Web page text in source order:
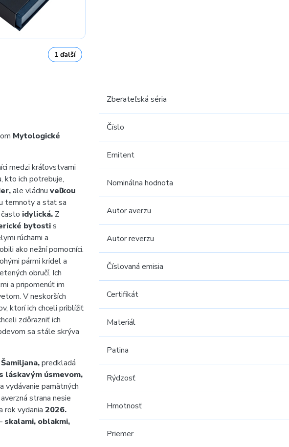
1 ďalší
Mytologické
medzi kráľovstvami
kto ich potrebuje,
ale vládnu veľkou
temnoty a stať sa
idylická. Z
bytostis
rúchami a
ako nežní pomocníci.
pármi krídel a
obručí. Ich
a pripomenúť im
V neskorších
ktorí ich chceli priblížiť
zdôrazniť ich
sa stále skrýva
predkladá
láskavým úsmevom,
vydávanie pamätných
averzná strana nesie
rok vydania 2026.
skalami, oblakmi,
Zberateľská séria
Číslo
Emitent
Nominálna hodnota
Autor averzu
Autor reverzu
Číslovaná emisia
Certifikát
Materiál
Patina
Rýdzosť
Hmotnosť
Priemer